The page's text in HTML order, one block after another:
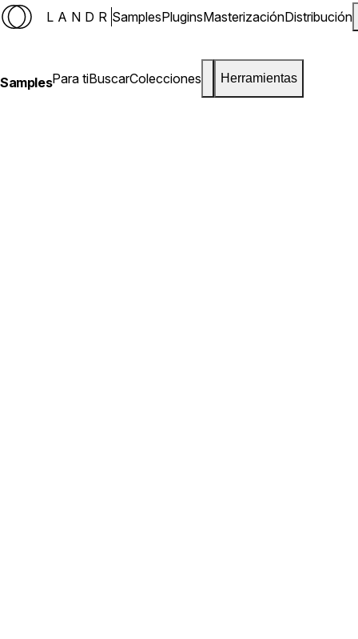
LANDR SamplesPluginsMasterizaciónDistribución
SamplesPara tiBuscarColecciones Herramientas